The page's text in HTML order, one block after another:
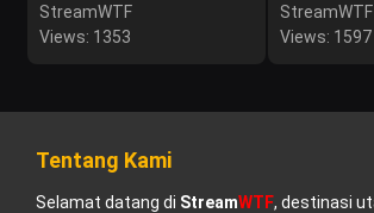
StreamWTF
Views: 1353
StreamWTF
Views: 1597
Tentang Kami
Selamat datang di StreamWTF, destinasi